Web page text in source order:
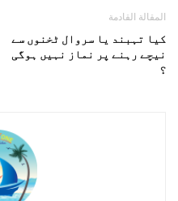
المقالة القادمة
کیا تہبند یا سروال ٹخنوں سے
نیچے رہنے پر نماز نہیں ہوگی
؟